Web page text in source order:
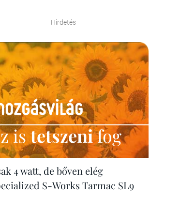
Hirdetés
istetszenifog
4 watt, de bőven elég
S-Works Tarmac SL9